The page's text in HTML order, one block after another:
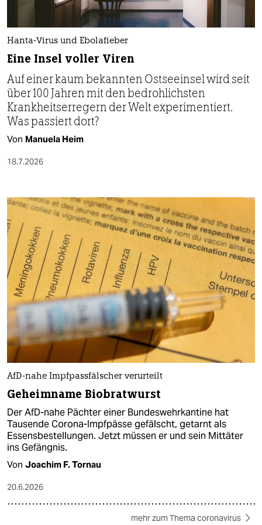
Hanta-Virus und Ebolafieber
Eine Insel voller Viren
Auf einer kaum bekannten Ostseeinsel wird seit
über 100 Jahren mit den bedrohlichsten
Krankheitserregern der Welt experimentiert.
Was passiert dort?
Von Manuela Heim
18.7.2026
AfD-nahe Impfpassfälscher verurteilt
Geheimname Biobratwurst
Der AfD-nahe Pächter einer Bundeswehrkantine hat
Tausende Corona-Impfpässe gefälscht, getarnt als
Essensbestellungen. Jetzt müssen er und sein Mittäter
ins Gefängnis.
Von Joachim F. Tornau
20.6.2026
mehr zum Thema coronavirus